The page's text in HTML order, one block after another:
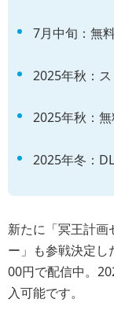
7月中旬：無
2025年秋：
2025年秋：無
2025年冬：
新たに「冥王計画
ー」も参戦決定し
00円で配信中。
入可能です。